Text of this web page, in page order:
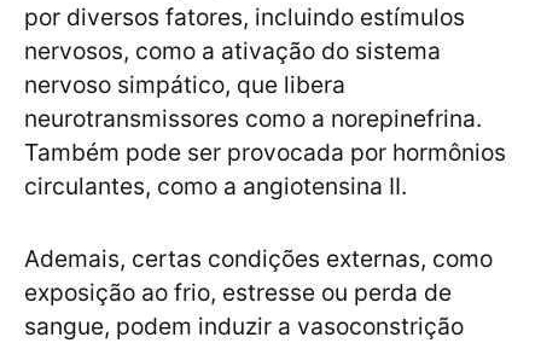
por diversos fatores, incluindo estímulos
nervosos, como a ativação do sistema
nervoso simpático, que libera
neurotransmissores como a norepinefrina.
Também pode ser provocada por hormônios
circulantes, como a angiotensina II.
Ademais, certas condições externas, como
exposição ao frio, estresse ou perda de
sangue, podem induzir a vasoconstrição